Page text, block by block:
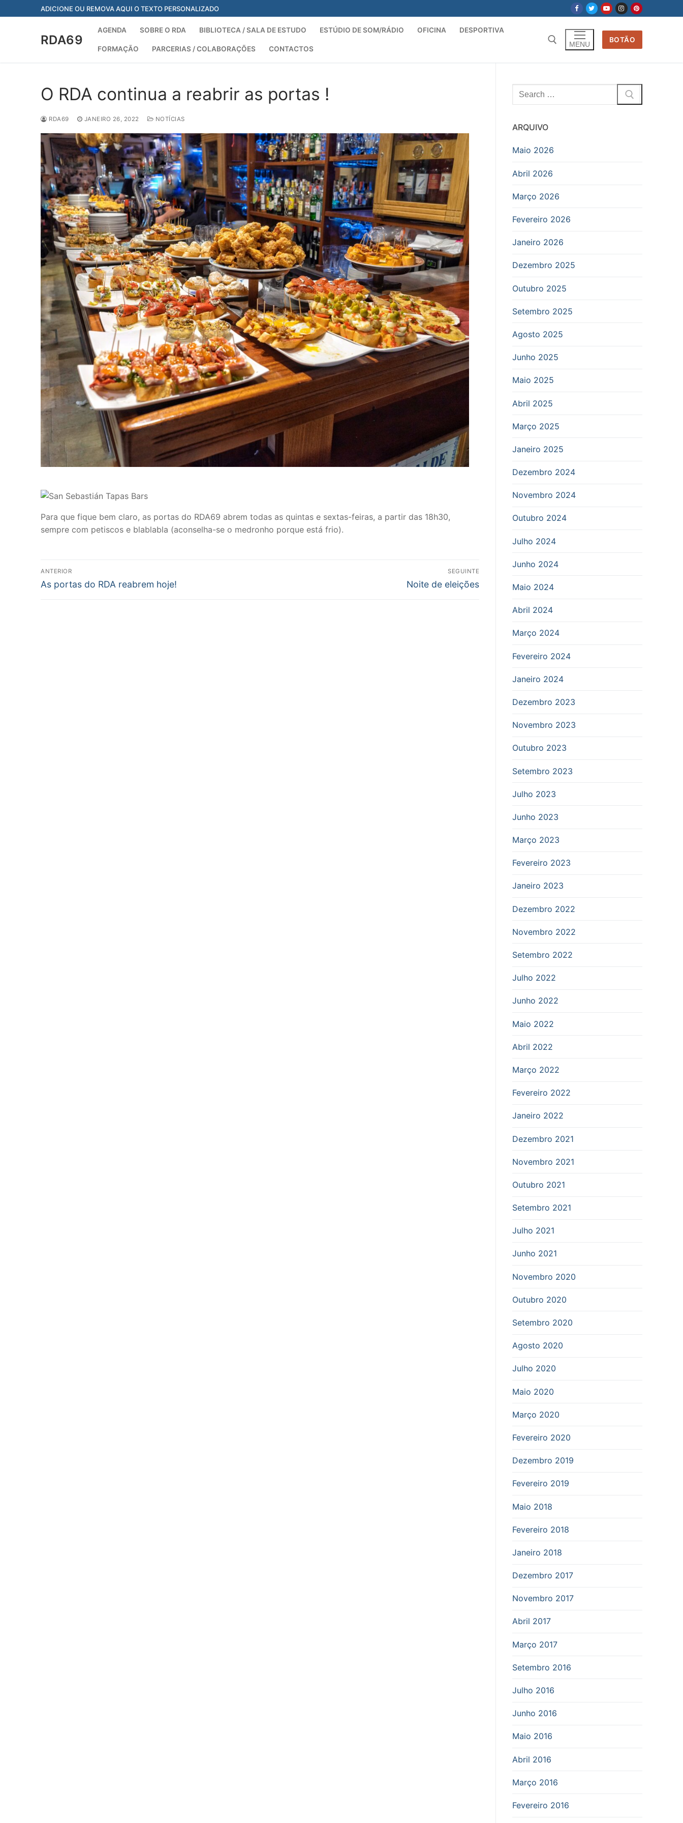
para
ADICIONE OU REMOVA AQUI O TEXTO PERSONALIZADO
RDA69
AGENDA SOBRE O RDA BIBLIOTECA / SALA DE ESTUDO ESTÚDIO DE SOM/RÁDIO OFICINA DESPORTIVA
FORMAÇÃO PARCERIAS / COLABORAÇÕES CONTACTOS
MENU
BOTÃO
O RDA continua a reabrir as portas !
RDA69 JANEIRO 26, 2022 NOTÍCIAS
Para que fique bem claro, as portas do RDA69 abrem todas as quintas e sextas-feiras, a partir das 18h30,
sempre com petiscos e blablabla (aconselha-se o medronho porque está frio).
Post
navigation
ANTERIOR
Previous
As portas do RDA reabrem hoje!
SEGUINTE
Next
Noite de eleições
Pesquisar
por:
ARQUIVO
Maio 2026
Abril 2026
Março 2026
Fevereiro 2026
Janeiro 2026
Dezembro 2025
Outubro 2025
Setembro 2025
Agosto 2025
Junho 2025
Maio 2025
Abril 2025
Março 2025
Janeiro 2025
Dezembro 2024
Novembro 2024
Outubro 2024
Julho 2024
Junho 2024
Maio 2024
Abril 2024
Março 2024
Fevereiro 2024
Janeiro 2024
Dezembro 2023
Novembro 2023
Outubro 2023
Setembro 2023
Julho 2023
Junho 2023
Março 2023
Fevereiro 2023
Janeiro 2023
Dezembro 2022
Novembro 2022
Setembro 2022
Julho 2022
Junho 2022
Maio 2022
Abril 2022
Março 2022
Fevereiro 2022
Janeiro 2022
Dezembro 2021
Novembro 2021
Outubro 2021
Setembro 2021
Julho 2021
Junho 2021
Novembro 2020
Outubro 2020
Setembro 2020
Agosto 2020
Julho 2020
Maio 2020
Março 2020
Fevereiro 2020
Dezembro 2019
Fevereiro 2019
Maio 2018
Fevereiro 2018
Janeiro 2018
Dezembro 2017
Novembro 2017
Abril 2017
Março 2017
Setembro 2016
Julho 2016
Junho 2016
Maio 2016
Abril 2016
Março 2016
Fevereiro 2016